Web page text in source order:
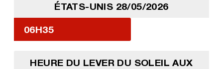
ÉTATS-UNIS 28/05/2026
06H35
HEURE DU LEVER DU SOLEIL AUX